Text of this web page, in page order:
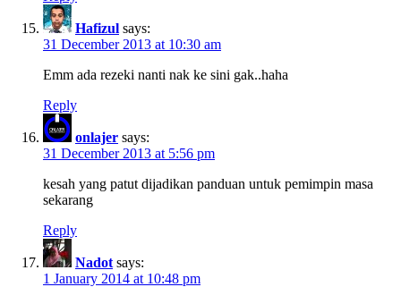
Hafizul says:
31 December 2013 at 10:30 am
Emm ada rezeki nanti nak ke sini gak..haha
Reply
onlajer says:
31 December 2013 at 5:56 pm
kesah yang patut dijadikan panduan untuk pemimpin masa
sekarang
Reply
Nadot says:
1 January 2014 at 10:48 pm